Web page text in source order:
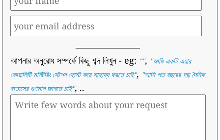
আপনার অনুরোধ সম্পর্কে কিছু শব্দ লিখুন- eg: "", "আমি একটি এয়ার
কোয়ালিটি মনিটরিং স্টেশন হোস্ট করে সাহায্য করতে চাই", "আমি গত বছরের গড় দৈনিক
বাতাসের গুণমান জানতে চাই", ..